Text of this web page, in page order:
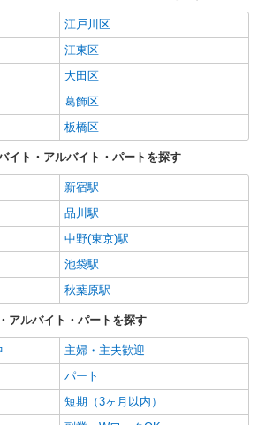
江戸川区
江東区
大田区
葛飾区
板橋区
イト・アルバイト・パートを探す
新宿駅
品川駅
中野(東京)駅
池袋駅
秋葉原駅
アルバイト・パートを探す
主婦・主夫歓迎
パート
短期（3ヶ月以内）